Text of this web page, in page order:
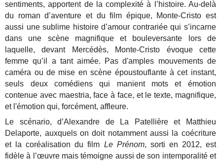
sentiments, apportent de la complexité à l’histoire. Au-delà
du roman d’aventure et du film épique, Monte-Cristo est
aussi une sublime histoire d’amour contrariée qui s’incarne
dans une scène magnifique et bouleversante lors de
laquelle, devant Mercédès, Monte-Cristo évoque cette
femme qu’il a tant aimée. Pas d'amples mouvements de
caméra ou de mise en scène époustouflante à cet instant,
seuls deux comédiens qui manient mots et émotion
contenue avec maestria, face à face, et le texte, magnifique,
et l'émotion qui, forcément, affleure.
Le scénario, d’Alexandre de La Patellière et Matthieu
Delaporte, auxquels on doit notamment aussi la coécriture
et la coréalisation du film Le Prénom, sorti en 2012, est
fidèle à l’œuvre mais témoigne aussi de son intemporalité et